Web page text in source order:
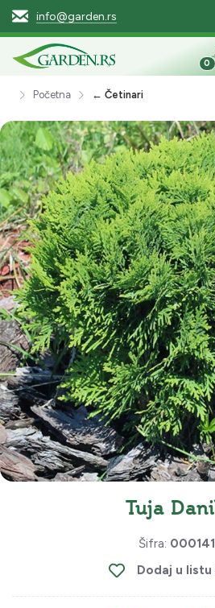
info@garden.rs
0
Početna ← Četinari
Tuja
Šifra:
Dodaj u listu